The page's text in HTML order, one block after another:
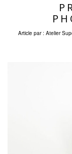
Article par : Atelier